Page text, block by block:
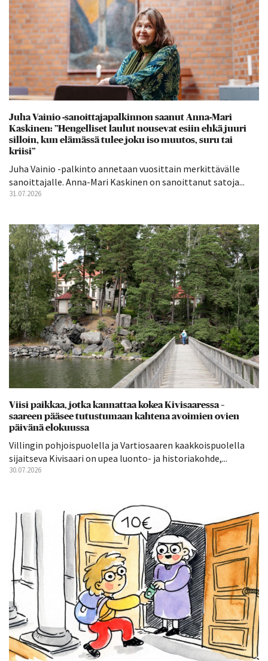
Juha Vainio -sanoittajapalkinnon saanut Anna-Mari
Kaskinen: ”Hengelliset laulut nousevat esiin ehkä juuri
silloin, kun elämässä tulee joku iso muutos, suru tai
kriisi”
Juha Vainio -palkinto annetaan vuosittain merkittävälle
sanoittajalle. Anna-Mari Kaskinen on sanoittanut satoja...
31.07.2026
Viisi paikkaa, jotka kannattaa kokea Kivisaaressa –
saareen pääsee tutustumaan kahtena avoimien ovien
päivänä elokuussa
Villingin pohjoispuolella ja Vartiosaaren kaakkoispuolella
sijaitseva Kivisaari on upea luonto- ja historiakohde,...
30.07.2026